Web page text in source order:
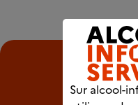
Sur alcool-